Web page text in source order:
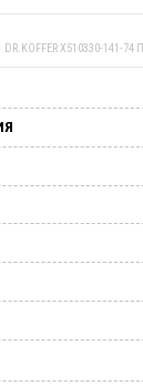
DR.KOFFER X510330-141-